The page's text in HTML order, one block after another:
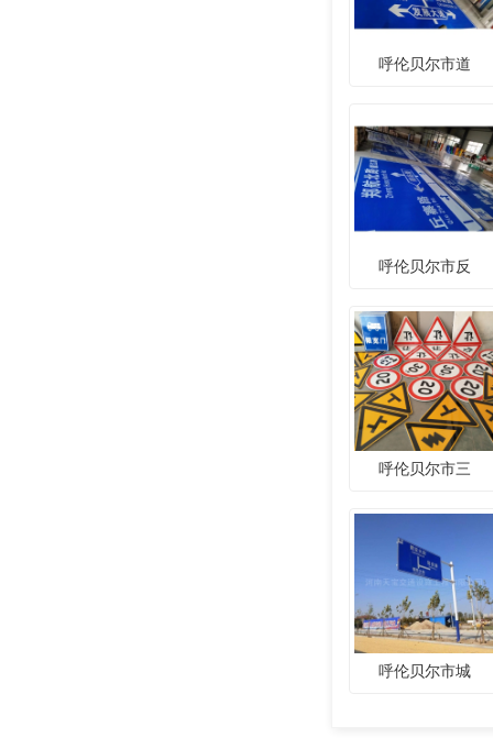
呼伦贝尔市道
呼伦贝尔市反
呼伦贝尔市三
呼伦贝尔市城